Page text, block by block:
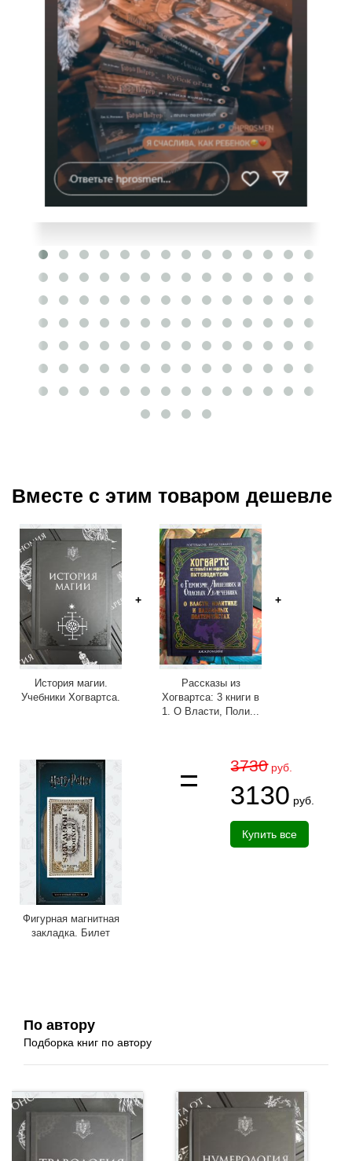
Вместе с этим товаром дешевле
История магии.
Учебники Хогвартса.
Рассказы из
Хогвартса: 3 книги в
1. О Власти, Поли...
Фигурная магнитная
закладка. Билет
3730 руб.
3130 руб.
Купить все
По автору
Подборка книг по автору